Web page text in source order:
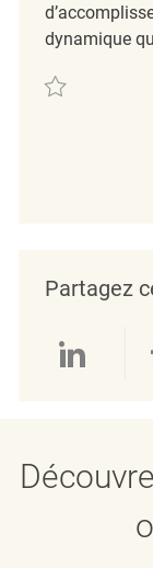
dynamique
Verkäufer (m/
Partagez